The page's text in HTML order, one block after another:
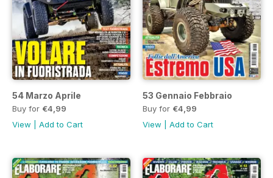
54 Marzo Aprile
Buy for €4,99
View
Add to Cart
53 Gennaio Febbraio
Buy for €4,99
View
Add to Cart